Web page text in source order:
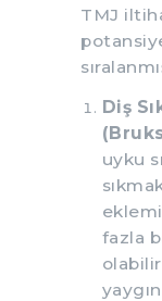
TMJ
Diş
uyku
fazla